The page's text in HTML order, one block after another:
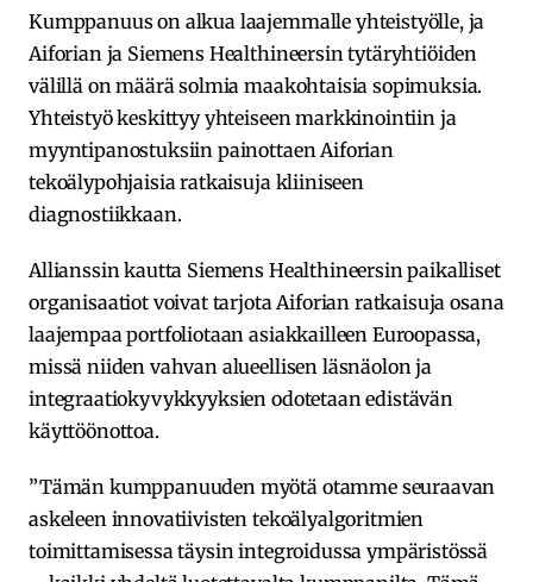
Kumppanuus on alkua laajemmalle yhteistyölle, ja
Aiforian ja Siemens Healthineersin tytäryhtiöiden
välillä on määrä solmia maakohtaisia sopimuksia.
Yhteistyö keskittyy yhteiseen markkinointiin ja
myyntipanostuksiin painottaen Aiforian
tekoälypohjaisia ratkaisuja kliiniseen
diagnostiikkaan.
Allianssin kautta Siemens Healthineersin paikalliset
organisaatiot voivat tarjota Aiforian ratkaisuja osana
laajempaa portfoliotaan asiakkailleen Euroopassa,
missä niiden vahvan alueellisen läsnäolon ja
integraatiokyvykkyyksien odotetaan edistävän
käyttöönottoa.
”Tämän kumppanuuden myötä otamme seuraavan
askeleen innovatiivisten tekoälyalgoritmien
toimittamisessa täysin integroidussa ympäristössä